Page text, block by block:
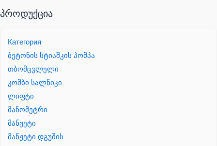
პროდუქცია
Категория
ბეტონის სტიაშკის პომპა
თბომცვლელი
კომბი სალნიკი
ლიფტი
მანომეტრი
მანჟეტი
მანჟეტი დგუშის